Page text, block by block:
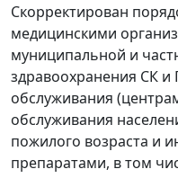
Скорректирован
медицинскими
муниципальной и
здравоохранения СК и
обслуживания
обслуживания
пожилого возраста и
препаратами, в том